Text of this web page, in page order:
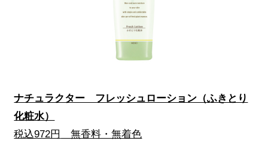
ナチュラクター フレッシュローション（ふきとり
化粧水）
税込972円
無香料・無着色